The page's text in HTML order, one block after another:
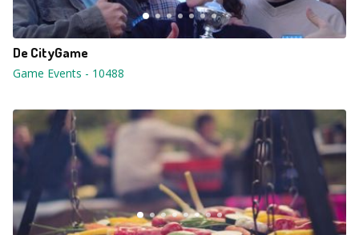
De CityGame
Game Events - 10488